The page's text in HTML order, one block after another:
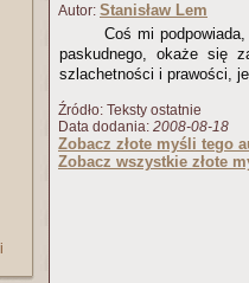
Autor: Stanisław Lem
Coś mi
paskudnego, okaże się
szlachetności i prawości,
Źródło: Teksty ostatnie
Data dodania: 2008-08-18
Zobacz złote myśli tego
Zobacz wszystkie złote